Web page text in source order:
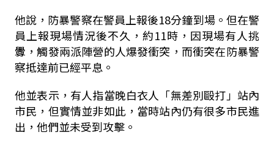
他說，防暴警察在警員上報後18分鐘到場。但在警
員上報現場情況後不久，約11時，因現場有人挑
釁，觸發兩派陣營的人爆發衝突，而衝突在防暴警
察抵達前已經平息。
他並表示，有人指當晚白衣人「無差別毆打」站內
市民，但實情並非如此，當時站內仍有很多市民進
出，他們並未受到攻擊。